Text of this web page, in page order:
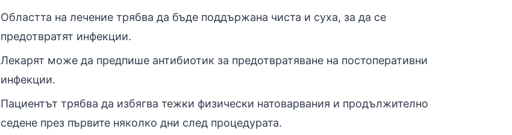
Областта на лечение трябва да бъде поддържана чиста и суха, за да се
предотвратят инфекции.
Лекарят може да предпише антибиотик за предотвратяване на постоперативни
инфекции.
Пациентът трябва да избягва тежки физически натоварвания и продължително
седене през първите няколко дни след процедурата.